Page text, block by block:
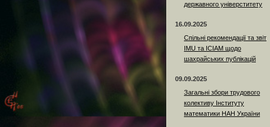
державного універститету
16.09.2025
Спільні рекомендації та звіт
IMU та ICIAM щодо
шахрайських публікацій
09.09.2025
Загальні збори трудового
колективу Інституту
математики НАН України